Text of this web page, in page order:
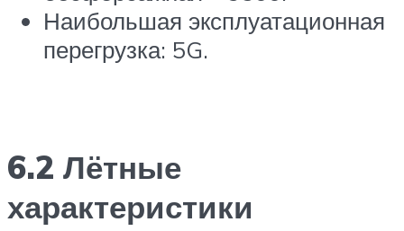
Наибольшая эксплуатационная
перегрузка: 5G.
6.2 Лётные
характеристики